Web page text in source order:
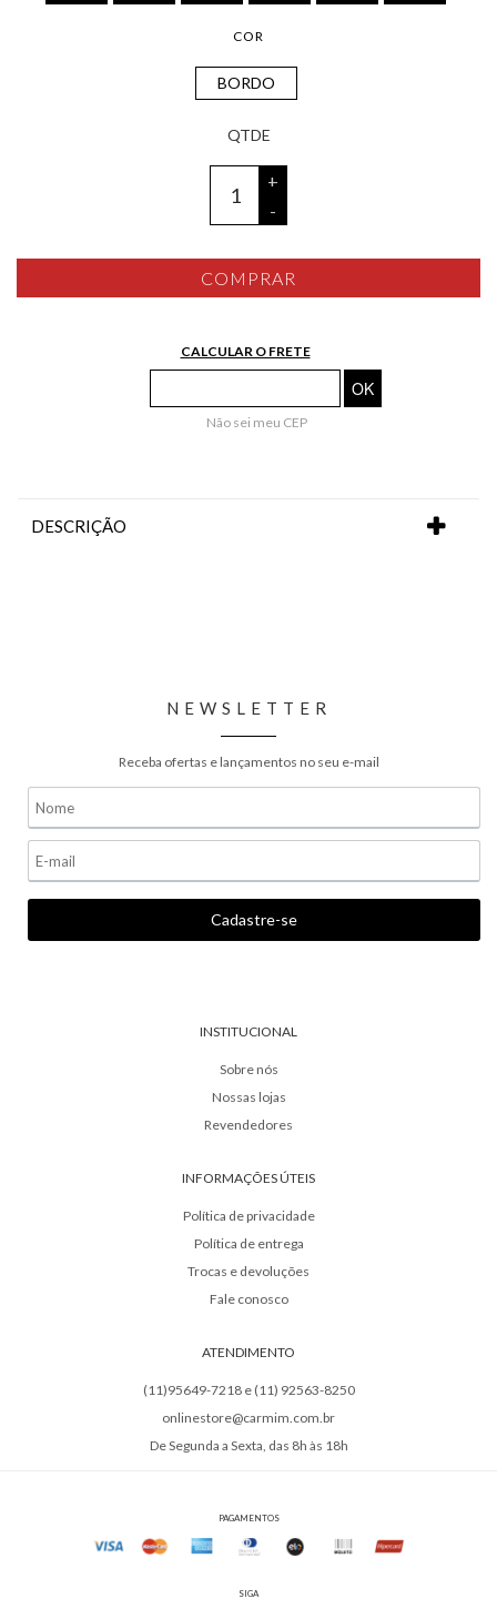
COR
BORDO
+
-
COMPRAR
CALCULAR O FRETE
Não sei meu CEP
DESCRIÇÃO
NEWSLETTER
Receba ofertas e lançamentos no seu e-mail
INSTITUCIONAL
Sobre nós
Nossas lojas
Revendedores
INFORMAÇÕES ÚTEIS
Política de privacidade
Política de entrega
Trocas e devoluções
Fale conosco
ATENDIMENTO
(11)95649-7218 e (11) 92563-8250
onlinestore@carmim.com.br
De Segunda a Sexta, das 8h às 18h
PAGAMENTOS
SIGA